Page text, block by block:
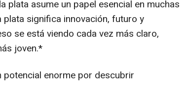
plata asume un papel esencial en muchas
significa innovación, futuro y
se está viendo cada vez más claro,
joven.*
enorme por descubrir